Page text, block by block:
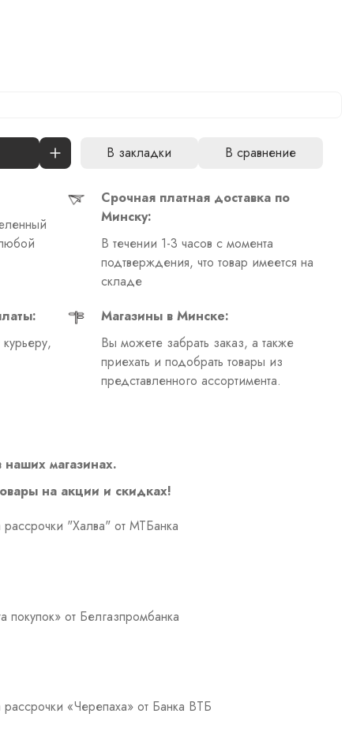
В закладки В сравнение
Срочная платная доставка по
Минску:
В течении 1-3 часов с момента
подтверждения, что товар имеется на
складе
Магазины в Минске:
Вы можете забрать заказ, а также
приехать и подобрать товары из
представленного ассортимента.
магазинах.
на акции и скидках!
рассрочки "Халва" от МТБанка
покупок» от Белгазпромбанка
рассрочки «Черепаха» от Банка ВТБ